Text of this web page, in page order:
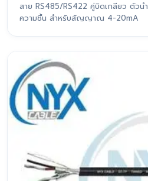
สาย RS485/RS422 คู่บิดเกลียว ตัว
ความชื้น สำหรับสัญญาณ 4-20mA